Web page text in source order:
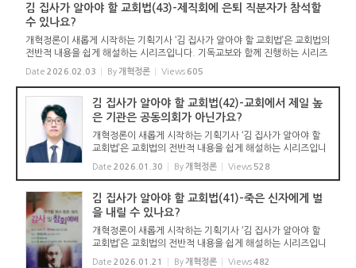
김 집사가 알아야 할 교회법(43)-제직회에 은퇴 직분자가 참석할
수 있나요?
개혁정론이 새롭게 시작하는 기획기사 ‘김 집사가 알아야 할 교회법’은 교회법의
전반적 내용을 쉽게 해설하는 시리즈입니다. 기독교보와 함께 진행하는 시리즈
로서 여기에 싣는 것은 기독교보의 허락을 받았습니다. 글 내용은 기독교보에
Date 2026.02.03 By 개혁정론 Views 605
김 집사가 알아야 할 교회법(42)-교회에서 제일 높
은 기관은 공동의회가 아닌가요?
개혁정론이 새롭게 시작하는 기획기사 ‘김 집사가 알아야 할
교회법’은 교회법의 전반적 내용을 쉽게 해설하는 시리즈입니
다. 기독교보와 함께 진행하는 시리즈로서 여기에 싣는 것은
기독교보의 허락을 받았습니다. 글 내용은 기독교보에 실린
Date 2026.01.30 By 개혁정론 Views 528
김 집사가 알아야 할 교회법(41)-죽은 신자에게 벌
을 내릴 수 있나요?
개혁정론이 새롭게 시작하는 기획기사 ‘김 집사가 알아야 할
교회법’은 교회법의 전반적 내용을 쉽게 해설하는 시리즈입니
다. 기독교보와 함께 진행하는 시리즈로서 여기에 싣는 것은
Date 2026.01.21 By 개혁정론 Views482